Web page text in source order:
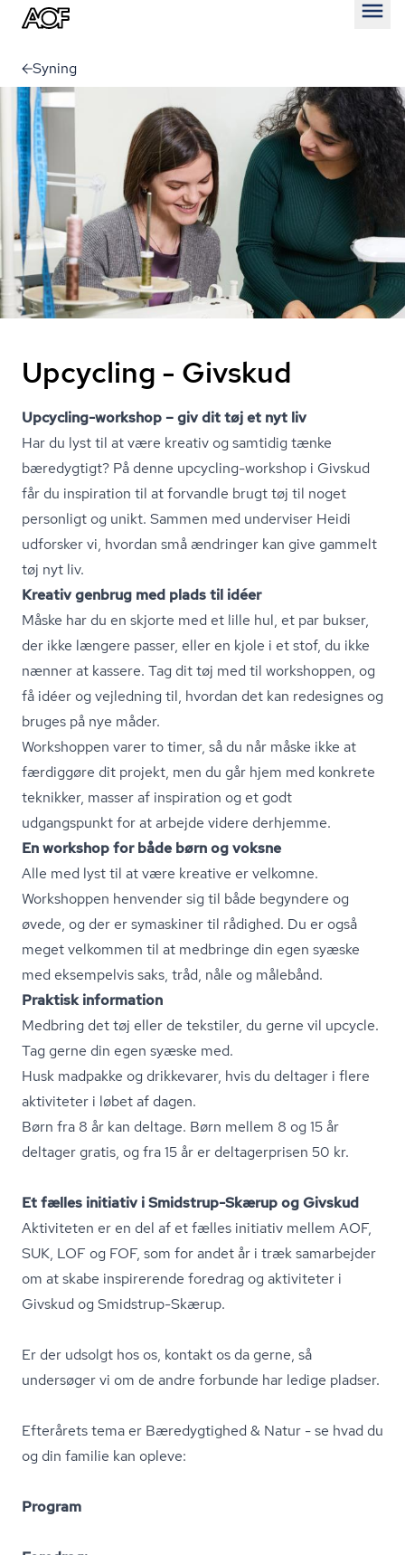
Syning
Upcycling - Givskud
Upcycling-workshop – giv dit tøj et nyt liv
Har du lyst til at være kreativ og samtidig tænke
bæredygtigt? På denne upcycling-workshop i Givskud
får du inspiration til at forvandle brugt tøj til noget
personligt og unikt. Sammen med underviser Heidi
udforsker vi, hvordan små ændringer kan give gammelt
tøj nyt liv.
Kreativ genbrug med plads til idéer
Måske har du en skjorte med et lille hul, et par bukser,
der ikke længere passer, eller en kjole i et stof, du ikke
nænner at kassere. Tag dit tøj med til workshoppen, og
få idéer og vejledning til, hvordan det kan redesignes og
bruges på nye måder.
Workshoppen varer to timer, så du når måske ikke at
færdiggøre dit projekt, men du går hjem med konkrete
teknikker, masser af inspiration og et godt
udgangspunkt for at arbejde videre derhjemme.
En workshop for både børn og voksne
Alle med lyst til at være kreative er velkomne.
Workshoppen henvender sig til både begyndere og
øvede, og der er symaskiner til rådighed. Du er også
meget velkommen til at medbringe din egen syæske
med eksempelvis saks, tråd, nåle og målebånd.
Praktisk information
Medbring det tøj eller de tekstiler, du gerne vil upcycle.
Tag gerne din egen syæske med.
Husk madpakke og drikkevarer, hvis du deltager i flere
aktiviteter i løbet af dagen.
Børn fra 8 år kan deltage. Børn mellem 8 og 15 år
deltager gratis, og fra 15 år er deltagerprisen 50 kr.
Et fælles initiativ i Smidstrup-Skærup ogGivskud
Aktiviteten er en del af et fælles initiativ mellem AOF,
SUK, LOF og FOF, som for andet år i træk samarbejder
om at skabe inspirerende foredrag og aktiviteter i
Givskud og Smidstrup-Skærup.
Er der udsolgt hos os, kontakt os da gerne, så
undersøger vi om de andre forbunde har ledige pladser.
Efterårets tema er Bæredygtighed & Natur - se hvad du
og din familie kan opleve:
Program